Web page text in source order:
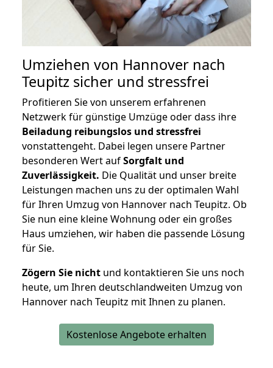
Umziehen von Hannover nach
Teupitz sicher und stressfrei
Profitieren Sie von unserem erfahrenen
Netzwerk für günstige Umzüge oder dass ihre
Beiladung reibungslos und stressfrei
vonstattengeht. Dabei legen unsere Partner
besonderen Wert aufSorgfalt und
Zuverlässigkeit. Die Qualität und unser breite
Leistungen machen uns zu der optimalen Wahl
für Ihren Umzug von Hannover nach Teupitz. Ob
Sie nun eine kleine Wohnung oder ein großes
Haus umziehen, wir haben die passende Lösung
für Sie.
Zögern Sie nicht und kontaktieren Sie uns noch
heute, um Ihren deutschlandweiten Umzug von
Hannover nach Teupitz mit Ihnen zu planen.
Kostenlose Angebote erhalten